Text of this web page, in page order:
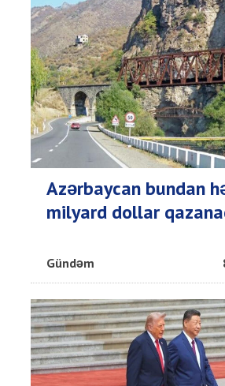
Azərbaycan bundan
milyard dollar
Gündəm